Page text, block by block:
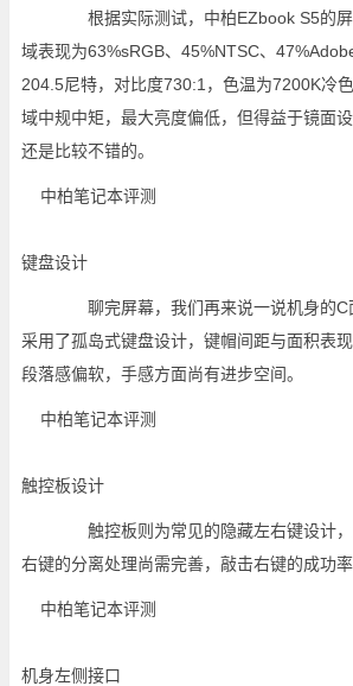
根据实际测试，中柏EZbook S5的屏
域表现为63%sRGB、45%NTSC、
204.5尼特，对比度730:1，色温为7200K冷
域中规中矩，最大亮度偏低，但得益于镜面
还是比较不错的。
键盘设计
聊完屏幕，我们再来说一说机身的C
采用了孤岛式键盘设计，键帽间距与面积表
段落感偏软，手感方面尚有进步空间。
触控板设计
触控板则为常见的隐藏左右键设计，
右键的分离处理尚需完善，敲击右键的成功率
机身左侧接口